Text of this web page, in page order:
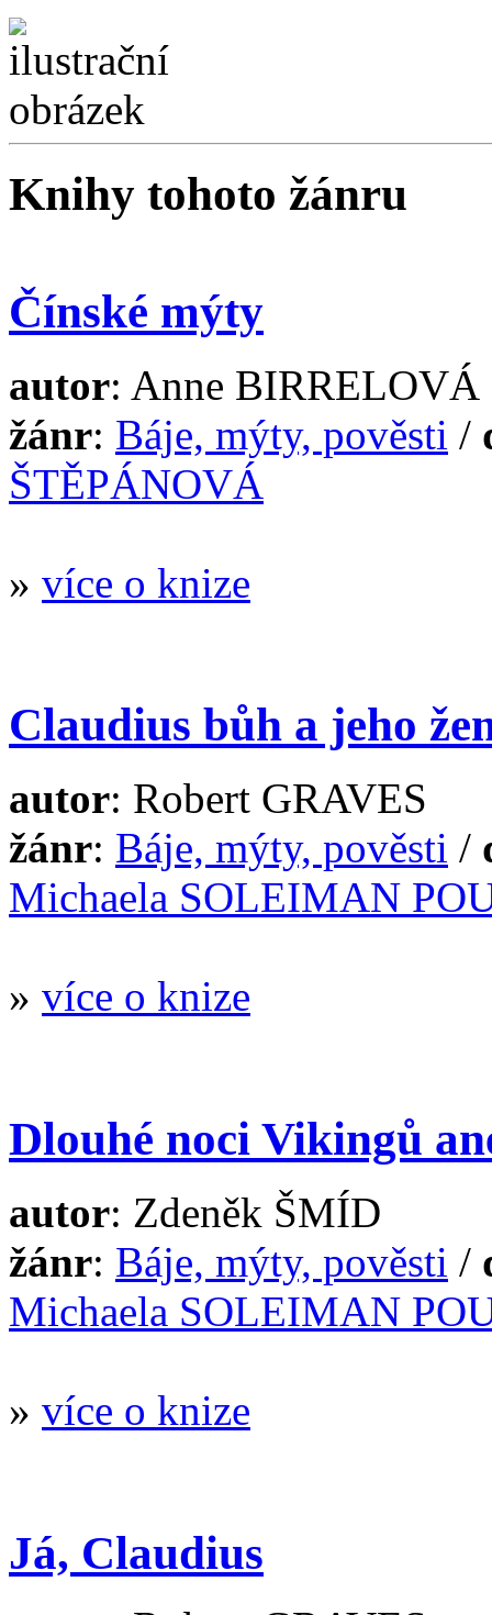
Knihy tohoto žánru
Čínské mýty
autor: Anne BIRRELOVÁ
žánr: Báje, mýty, pověsti /
ŠTĚPÁNOVÁ
» více o knize
Claudius bůh a jeho
autor: Robert GRAVES
žánr: Báje, mýty, pověsti /
Michaela SOLEIMAN
» více o knize
Dlouhé noci Vikingů
autor: Zdeněk ŠMÍD
žánr: Báje, mýty, pověsti /
Michaela SOLEIMAN
» více o knize
Já, Claudius